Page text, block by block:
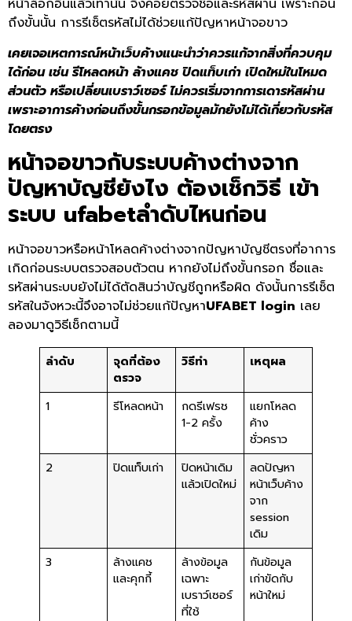
หน้าล็อกอินแล้วเท่านั้น จึงค่อยตรวจชื่อและรหัสผ่าน เพราะก่อน
ถึงขั้นนั้น การรีเซ็ตรหัสไม่ได้ช่วยแก้ปัญหาหน้าจอขาว
เคยเจอเหตการณ์หน้าเว็บค้างแนะนำว่าควรแก้จากสิ่งที่ควบคุม
ได้ก่อน เช่น รีโหลดหน้า ล้างแคช ปิดแท็บเก่า เปิดใหม่ในโหมด
ส่วนตัว หรือเปลี่ยนเบราว์เซอร์ ไม่ควรเริ่มจากการเดารหัสผ่าน
เพราะอาการค้างก่อนถึงขั้นกรอกข้อมูลมักยังไม่ได้เกี่ยวกับรหัส
โดยตรง
หน้าจอขาวกับระบบค้างต่างจาก
ปัญหาบัญชียังไง ต้องเช็กวิธี เข้า
ระบบ ufabetลำดับไหนก่อน
หน้าจอขาวหรือหน้าโหลดค้างต่างจากปัญหาบัญชีตรงที่อาการ
เกิดก่อนระบบตรวจสอบตัวตน หากยังไม่ถึงขั้นกรอก ชื่อและ
รหัสผ่านระบบยังไม่ได้ตัดสินว่าบัญชีถูกหรือผิด ดังนั้นการรีเซ็ต
รหัสในจังหวะนี้จึงอาจไม่ช่วยแก้ปัญหาUFABET login เลย
ลองมาดูวิธีเช็กตามนี้
ลำดับ
จุดที่ต้อง
ตรวจ
วิธีทำ เหตุผล
1 รีโหลดหน้า
กดรีเฟรช
1-2 ครั้ง
แยกโหลด
ค้าง
ชั่วคราว
2
ปิดแท็บเก่า
ปิดหน้าเดิม
แล้วเปิดใหม่
ลดปัญหา
หน้าเว็บค้าง
จาก
session
เดิม
3
ล้างแคช
และคุกกี้
ล้างข้อมูล
เฉพาะ
เบราว์เซอร์
ที่ใช้
กันข้อมูล
เก่าขัดกับ
หน้าใหม่